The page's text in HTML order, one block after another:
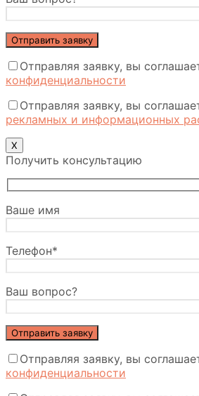
Отправляя заявку, вы
конфиденциальности
Отправляя заявку, вы
рекламных и информационных
Х
Получить консультацию
Ваше имя
Телефон*
Ваш вопрос?
Отправляя заявку, вы
конфиденциальности